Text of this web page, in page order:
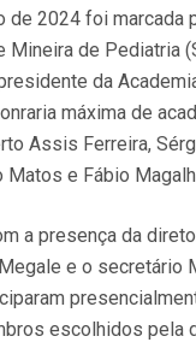
de 2024 foi
Mineira de Pediatria
da
máxima de
Assis Ferreira,
Matos e Fábio
a presença da
e o secretário
escolhidos pela